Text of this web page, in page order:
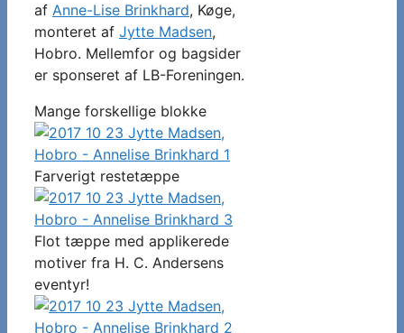
af Anne-Lise Brinkhard, Køge,
monteret af Jytte Madsen,
Hobro. Mellemfor og bagsider
er sponseret af LB-Foreningen.
Mange forskellige blokke
Farverigt restetæppe
Flot tæppe med applikerede
motiver fra H. C. Andersens
eventyr!